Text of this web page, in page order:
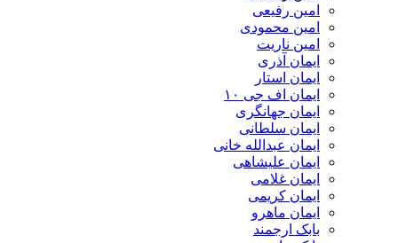
امین رفیعی
امین محمودی
امین ناریت
ایمان آذری
ایمان استار
ایمان اف جی ۱۰
ایمان جهانگری
ایمان سلطانی
ایمان عبدالله خانی
ایمان علیشاهی
ایمان غلامی
ایمان کریمی
ایمان ماهرو
بابک ارجمند